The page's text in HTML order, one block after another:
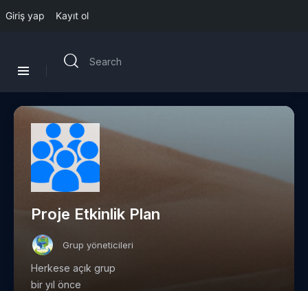
Giriş yap Kayıt ol
Grup yöneticileri
Proje Etkinlik Plan
Herkese açık grup
bir yıl önce